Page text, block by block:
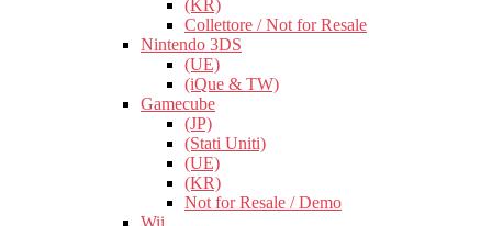
(KR)
Collettore / Not for Resale
Nintendo 3DS
(UE)
(iQue & TW)
Gamecube
(JP)
(Stati Uniti)
(UE)
(KR)
Not for Resale / Demo